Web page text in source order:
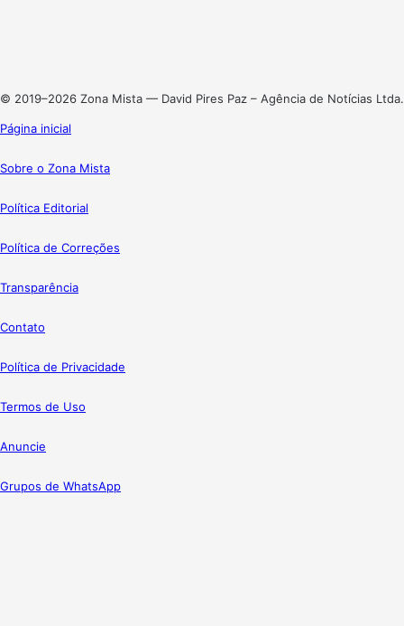
© 2019–2026 Zona Mista — David Pires Paz – Agência de Notícias Ltda.
Página inicial
Sobre o Zona Mista
Política Editorial
Política de Correções
Transparência
Contato
Política de Privacidade
Termos de Uso
Anuncie
Grupos de WhatsApp